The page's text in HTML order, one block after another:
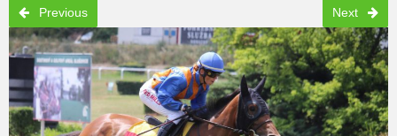
Previous Next